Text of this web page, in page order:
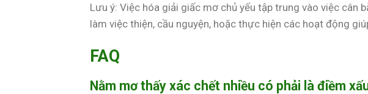
Lưu ý: Việc hóa giải giấc mơ chủ yếu tập trung vào việc cân
làm việc thiện, cầu nguyện, hoặc thực hiện các hoạt động
FAQ
Nằm mơ thấy xác chết nhiều có phải là điềm